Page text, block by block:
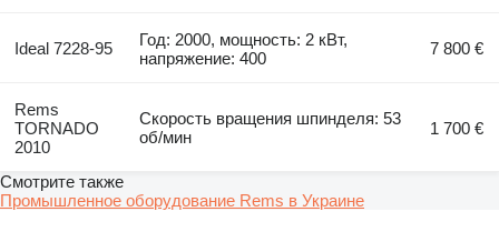
Ideal 7228-95
Год: 2000, мощность: 2 кВт,
напряжение: 400
7 800 €
Rems
TORNADO
2010
Скорость вращения шпинделя: 53
об/мин
1 700 €
Смотрите также
Промышленное оборудование Rems в Украине